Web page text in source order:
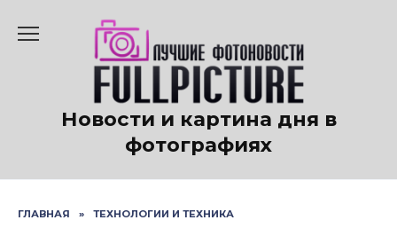
содержанию
Новости и картина дня в
фотографиях
ГЛАВНАЯ » ТЕХНОЛОГИИ И ТЕХНИКА